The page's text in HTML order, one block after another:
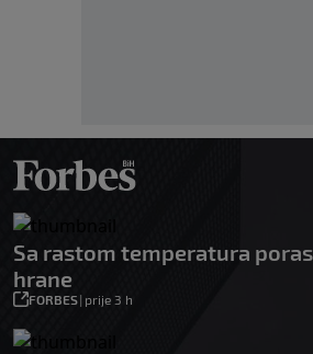
Sa rastom temperatura
hrane
FORBES| prije 3 h